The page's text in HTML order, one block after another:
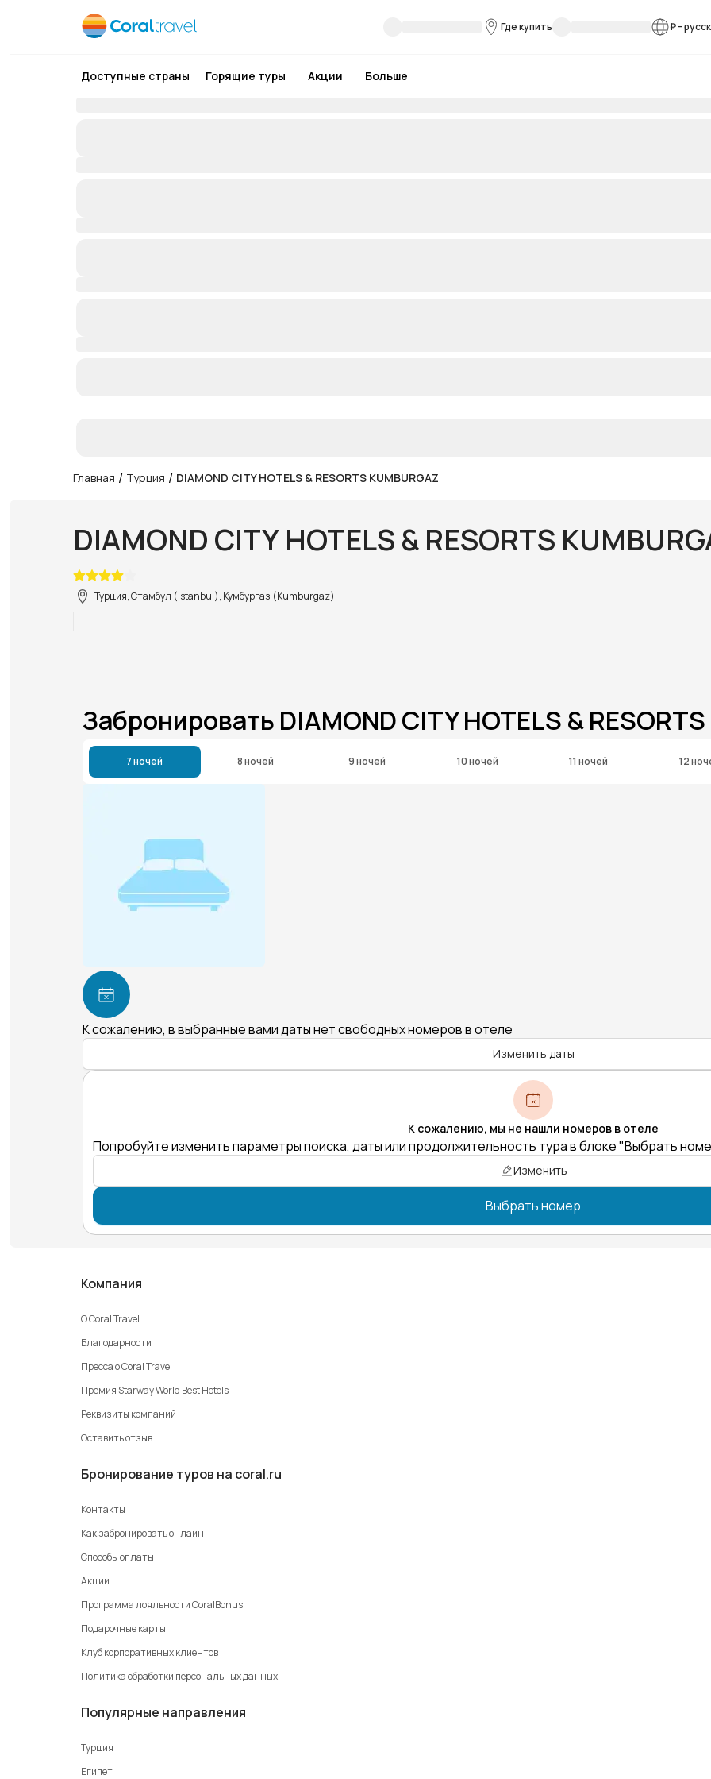
Где купить ₽-
Доступные страны Горящие туры Акции Больше
Главная / Турция / DIAMOND CITY HOTELS & RESORTS KUMBURGAZ
DIAMOND CITY HOTELS & RESORTS
Турция, Стамбул (Istanbul), Кумбургаз (Kumburgaz)
Забронировать DIAMOND CITY HOTELS &
7 ночей 8 ночей 9 ночей 10 ночей 11 ночей 12
К сожалению, в выбранные вами даты нет свободных номеров в отеле
Изменить даты
К сожалению, мы не нашли номеров в отеле
Попробуйте изменить параметры поиска, даты или продолжительность тура в блоке "Выбрать
Изменить
Выбрать номер
Компания
О Coral Travel
Благодарности
Пресса о Coral Travel
Премия Starway World Best Hotels
Реквизиты компаний
Оставить отзыв
Бронирование туров на coral.ru
Контакты
Как забронировать онлайн
Способы оплаты
Акции
Программа лояльности CoralBonus
Подарочные карты
Клуб корпоративных клиентов
Политика обработки персональных данных
Популярные направления
Турция
Египет